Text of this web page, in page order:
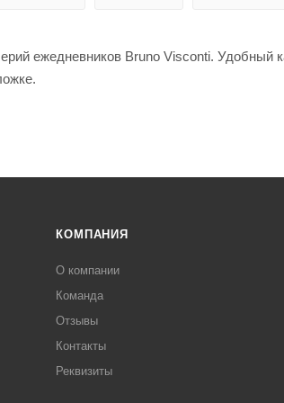
ежедневников Bruno Visconti. Удобный
КОМПАНИЯ
О компании
Команда
Отзывы
Контакты
Реквизиты